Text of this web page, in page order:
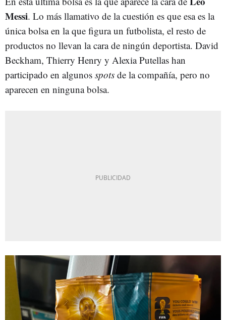
Messi. Lo más llamativo de la cuestión es que esa es la
única bolsa en la que figura un futbolista, el resto de
productos no llevan la cara de ningún deportista. David
Beckham, Thierry Henry y Alexia Putellas han
participado en algunos spots de la compañía, pero no
aparecen en ninguna bolsa.